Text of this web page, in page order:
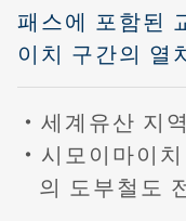
패스에 포함된
이치 구간의 열
세계유산 지
시모이마이
의 도부철도